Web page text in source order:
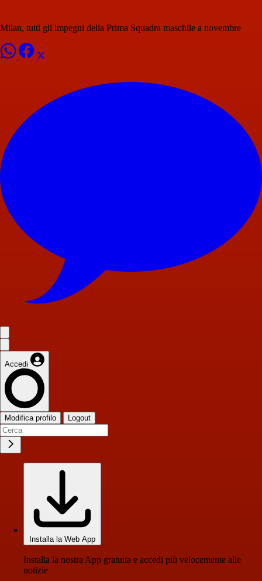
Milan, tutti gli impegni della Prima Squadra maschile a novembre
Accedi
Modifica profilo Logout
Installa la Web App
Installa la nostra App gratuita e accedi più velocemente alle
notizie